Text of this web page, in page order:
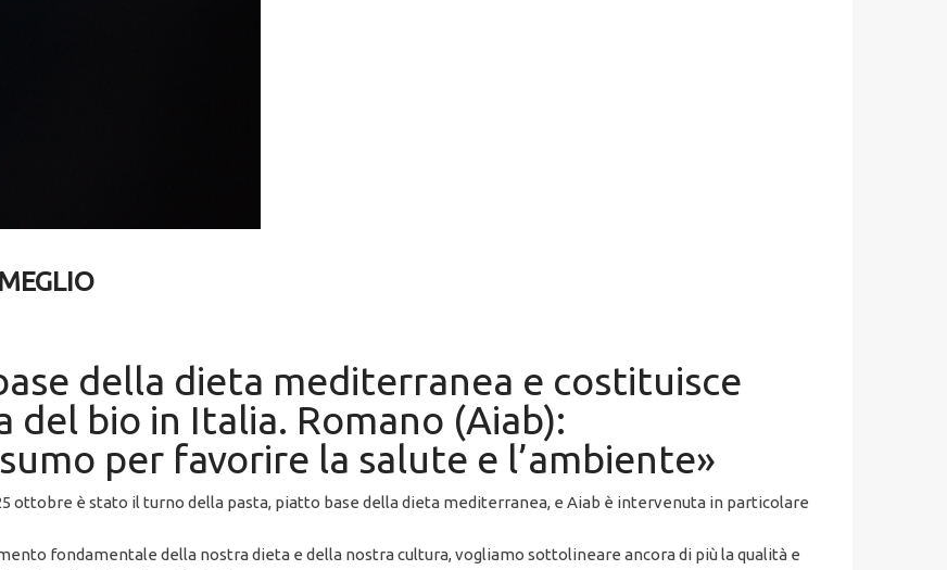
della dieta mediterranea e costituisce
del bio in Italia. Romano (Aiab):
per favorire la salute e l’ambiente»
ottobre è stato il turno della pasta, piatto base della dieta mediterranea, e Aiab è intervenuta in particolare
fondamentale della nostra dieta e della nostra cultura, vogliamo sottolineare ancora di più la qualità e